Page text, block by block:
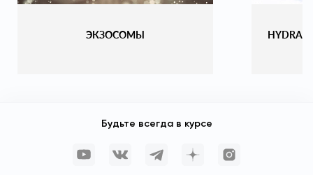
ЭКЗОСОМЫ
Будьте всегда в курсе